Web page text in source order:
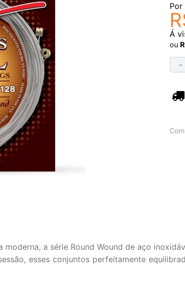
Por
Á
ou
－
a série Round Wound de aço
esses conjuntos perfeitamente